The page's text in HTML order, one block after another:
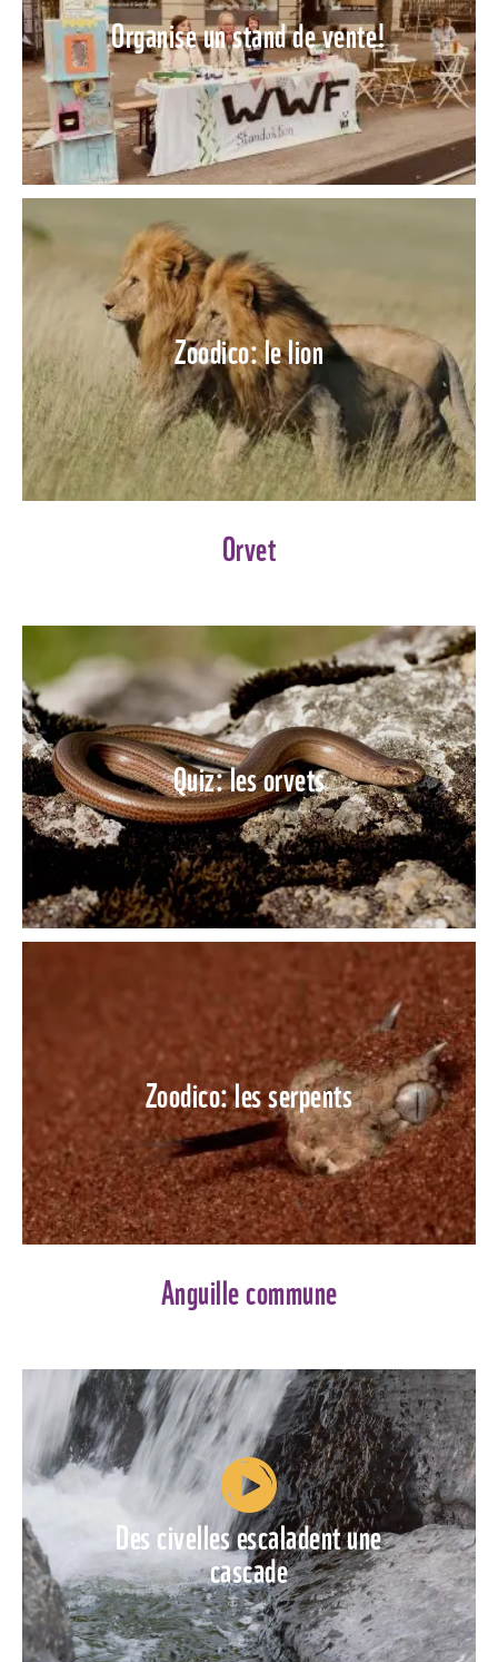
Organise un stand de vente!
Zoodico: le lion
Orvet
Quiz: les orvets
Zoodico: les serpents
Anguille commune
Des civelles escaladent une
cascade